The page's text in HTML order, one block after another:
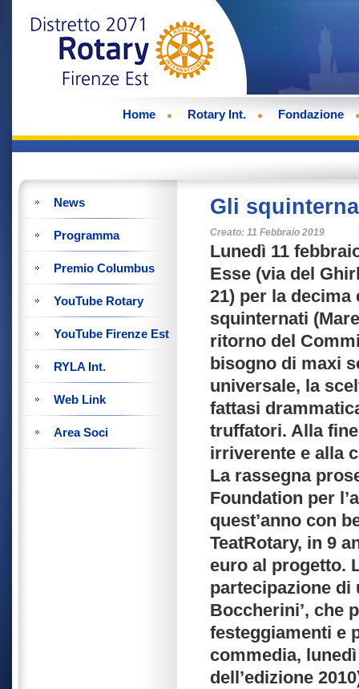
Home Rotary Int. Fondazione
News
Programma
Premio Columbus
YouTube Rotary
YouTube Firenze Est
RYLA Int.
Web Link
Area Soci
Gli
Creato: 11 Febbraio 2019
Lunedì 11
Esse (via del
21) per la decima
squinternati
ritorno del
bisogno di maxi
universale, la
fattasi
truffatori. Alla
irriverente e alla
La rassegna
Foundation per
quest’anno con
TeatRotary, in 9
euro al progetto.
partecipazione di
Boccherini’, che
festeggiamenti e
commedia,
dell’edizione